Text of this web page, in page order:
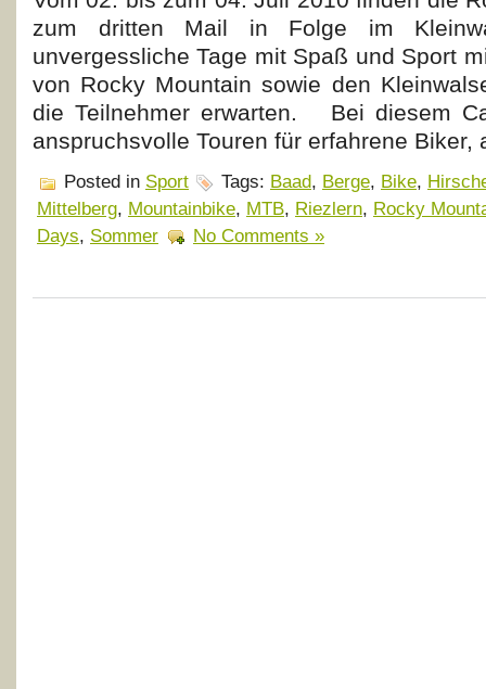
zum dritten Mail in Folge im
unvergessliche Tage mit Spaß und Sport
von Rocky Mountain sowie den
die Teilnehmer erwarten. Bei diesem
anspruchsvolle Touren für erfahrene
Posted in Sport Tags: Baad, Berge, Bike,
Mittelberg, Mountainbike, MTB, Riezlern, Rocky
Days, Sommer No Comments »